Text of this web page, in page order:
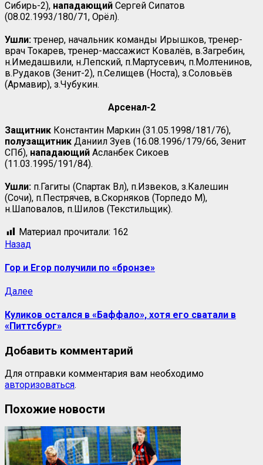
Сибирь-2), нападающий Сергей Сипатов
(08.02.1993/180/71, Орёл).
Ушли: тренер, начальник команды Ирышков, тренер-
врач Токарев, тренер-массажист Ковалёв, в.Загребин,
н.Имедашвили, н.Лепский, п.Мартусевич, п.Молтенинов,
в.Рудаков (Зенит-2), п.Селищев (Носта), з.Соловьёв
(Армавир), з.Чубукин.
Арсенал-2
Защитник Константин Маркин (31.05.1998/181/76),
полузащитник Даниил Зуев (16.08.1996/179/66, Зенит
СПб), нападающий Асланбек Сикоев
(11.03.1995/191/84).
Ушли: п.Гагиты (Спартак Вл), п.Извеков, з.Калешин
(Сочи), п.Пестрячев, в.Скорняков (Торпедо М),
н.Шаповалов, п.Шилов (Текстильщик).
Материал прочитали: 162
Назад
Гор и Егор получили по «бронзе»
Далее
Куликов остался в «Баффало», хотя его сватали в
«Питтсбург»
Добавить комментарий
Для отправки комментария вам необходимо
авторизоваться.
Похожие новости